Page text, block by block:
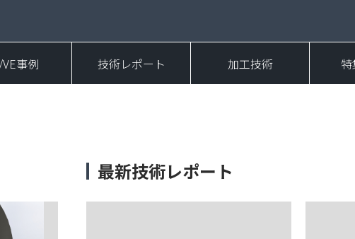
事例 技術レポート 加工技術
最新技術レポート